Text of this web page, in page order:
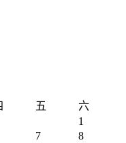
五
六
1
7
8